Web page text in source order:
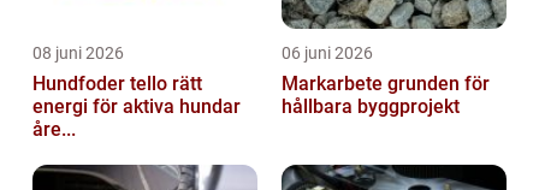
08 juni 2026
Hundfoder tello rätt
energi för aktiva hundar
åre...
06 juni 2026
Markarbete grunden för
hållbara byggprojekt